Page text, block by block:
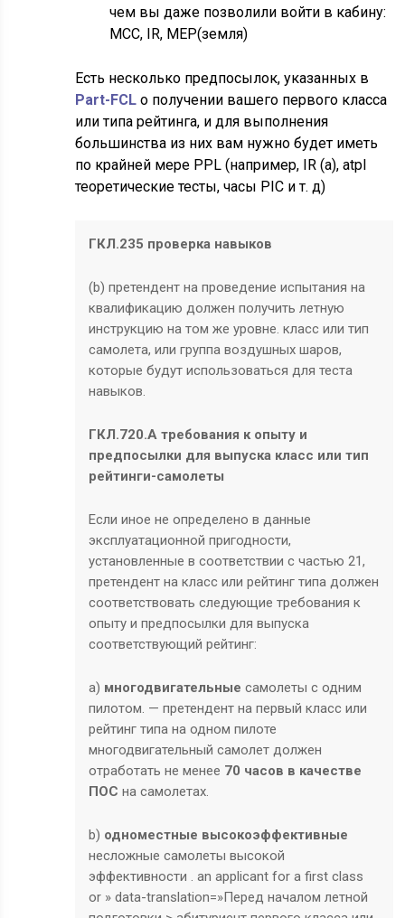
чем вы даже позволили войти в кабину:
MCC, IR, MEP(земля)
Есть несколько предпосылок, указанных в
Part-FCLо получении вашего первого класса
или типа рейтинга, и для выполнения
большинства из них вам нужно будет иметь
по крайней мере PPL (например, IR (a), atpl
теоретические тесты, часы PIC и т. д)
ГКЛ.235 проверка навыков
(b) претендент на проведение испытания на
квалификацию должен получить летную
инструкцию на том же уровне. класс или тип
самолета, или группа воздушных шаров,
которые будут использоваться для теста
навыков.
ГКЛ.720.A требования к опыту и
предпосылки для выпуска класс или тип
рейтинги-самолеты
Если иное не определено в данные
эксплуатационной пригодности,
установленные в соответствии с частью 21,
претендент на класс или рейтинг типа должен
соответствовать следующие требования к
опыту и предпосылки для выпуска
соответствующий рейтинг:
а) многодвигательныесамолеты с одним
пилотом. — претендент на первый класс или
рейтинг типа на одном пилоте
многодвигательный самолет должен
отработать не менее 70 часов в качестве
ПОС на самолетах.
b) одноместные высокоэффективные
несложные самолеты высокой
эффективности . an applicant for a first class
or » data-translation=»Перед началом летной